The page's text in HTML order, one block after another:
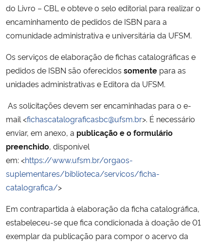
Ministério do Meio Ambiente
Ministério do Turismo
Ministério do Desenvolvimento Regional
Controladoria-Geral da União
Ministério da Mulher, da Família e dos Direitos Humanos
Secretaria de Governo
Gabinete de Segurança Institucional
Advocacia-Geral da União
do Livro – CBL e obteve o selo editorial para realizar o
encaminhamento de pedidos de ISBN para a
comunidade administrativa e universitária da UFSM.
Os serviços de elaboração de fichas catalográficas e
pedidos de ISBN são oferecidos somente para as
unidades administrativas e Editora da UFSM.
As solicitações devem ser encaminhadas para o e-
mail <fichascatalograficasbc@ufsm.br>. É necessário
enviar, em anexo, a publicaçãoe o formulário
preenchido, disponível
em: <https://www.ufsm.br/orgaos-
suplementares/biblioteca/servicos/ficha-
catalografica/>
Em contrapartida à elaboração da ficha catalográfica,
estabeleceu-se que fica condicionada à doação de 01
exemplar da publicação para compor o acervo da